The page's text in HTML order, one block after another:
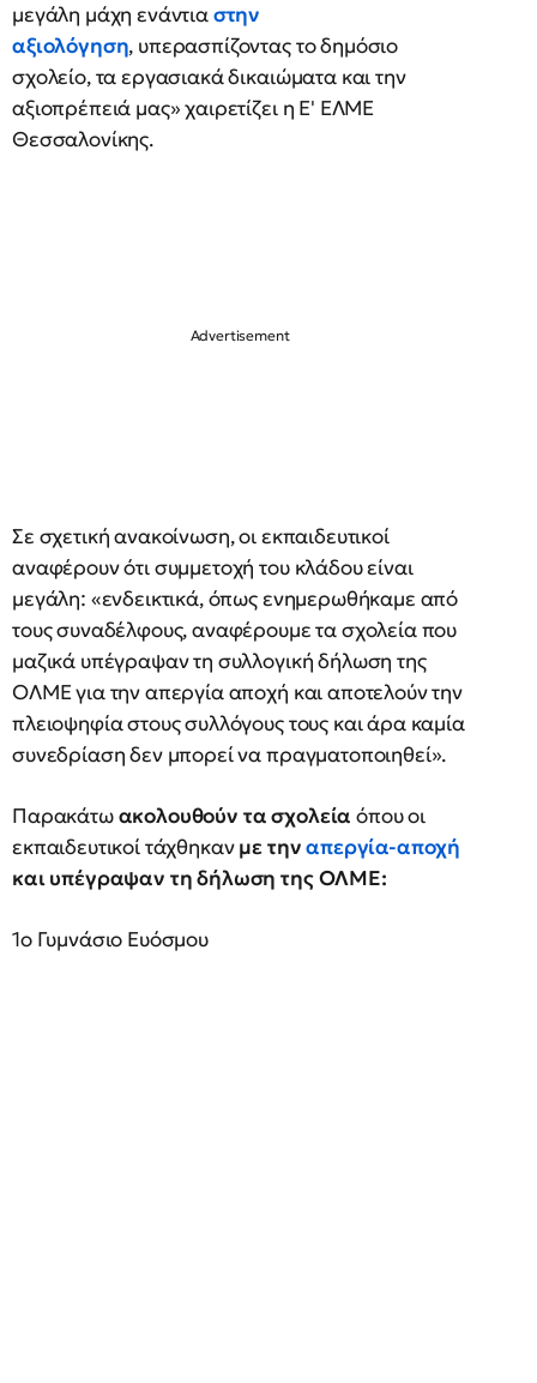
μεγάλη μάχη ενάντιαστην
αξιολόγηση, υπερασπίζοντας το δημόσιο
σχολείο, τα εργασιακά δικαιώματα και την
αξιοπρέπειά μας» χαιρετίζει η Ε' ΕΛΜΕ
Θεσσαλονίκης.
Σε σχετική ανακοίνωση, οι εκπαιδευτικοί
αναφέρουν ότι συμμετοχή του κλάδου είναι
μεγάλη: «ενδεικτικά, όπως ενημερωθήκαμε από
τους συναδέλφους, αναφέρουμε τα σχολεία που
μαζικά υπέγραψαν τη συλλογική δήλωση της
ΟΛΜΕ για την απεργία αποχή και αποτελούν την
πλειοψηφία στους συλλόγους τους και άρα καμία
συνεδρίαση δεν μπορεί να πραγματοποιηθεί».
Παρακάτωακολουθούν τα σχολείαόπου οι
εκπαιδευτικοί τάχθηκανμε τηναπεργία-αποχή
και υπέγραψαν τη δήλωση της ΟΛΜΕ:
1ο Γυμνάσιο Ευόσμου